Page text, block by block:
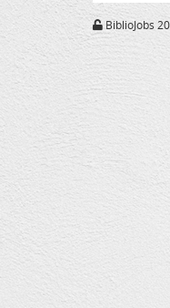
BiblioJobs